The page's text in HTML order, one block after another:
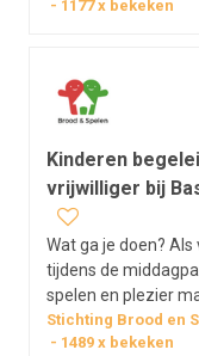
samenspel. Met
1177x bekeken
Kinderen
vrijwilliger bij
Wat ga je doen? Als vrijwilliger zorg je ervoor dat kinderen
tijdens de
spelen en plezier
schoolplein, houdt
samenspel. Met
Stichting Brood en
1489 x bekeken